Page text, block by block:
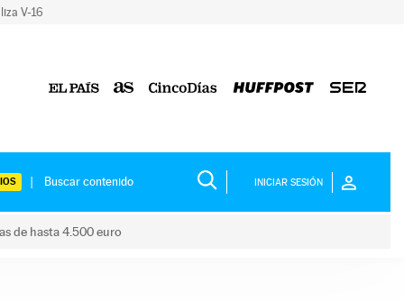
V-16
INICIAR SESIÓN
de hasta 4.500 euro